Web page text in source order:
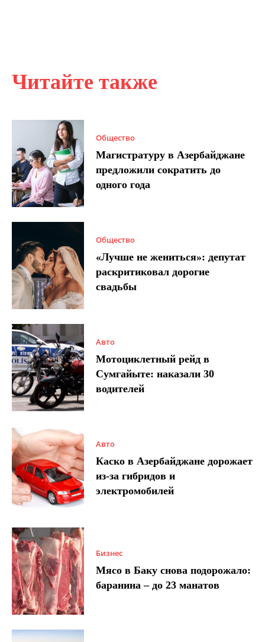
Читайте также
Общество
Магистратуру в Азербайджане
предложили сократить до
одного года
Общество
«Лучше не жениться»: депутат
раскритиковал дорогие
свадьбы
Авто
Мотоциклетный рейд в
Сумгайыте: наказали 30
водителей
Авто
Каско в Азербайджане дорожает
из-за гибридов и
электромобилей
Бизнес
Мясо в Баку снова подорожало:
баранина – до 23 манатов